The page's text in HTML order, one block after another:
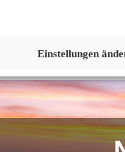
Einstellungen